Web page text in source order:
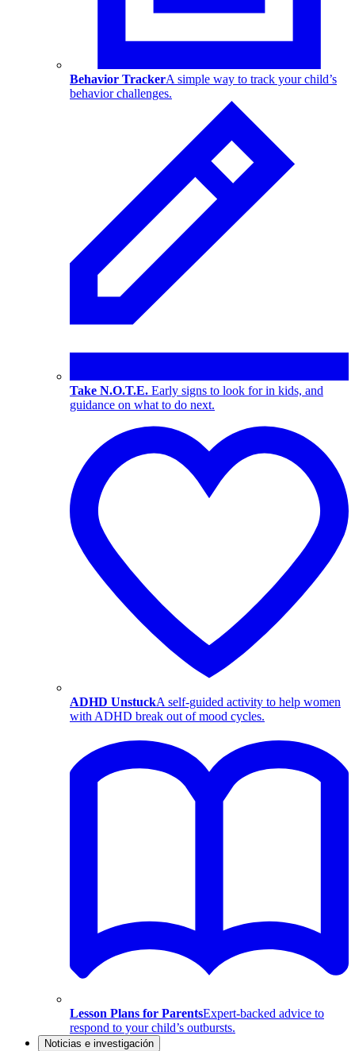
Behavior TrackerA simple way to track your child’s
behavior challenges.
Take N.O.T.E. Early signs to look for in kids, and
guidance on what to do next.
ADHD UnstuckA self-guided activity to help women
with ADHD break out of mood cycles.
Lesson Plans for ParentsExpert-backed advice to
respond to your child’s outbursts.
Noticias e investigación